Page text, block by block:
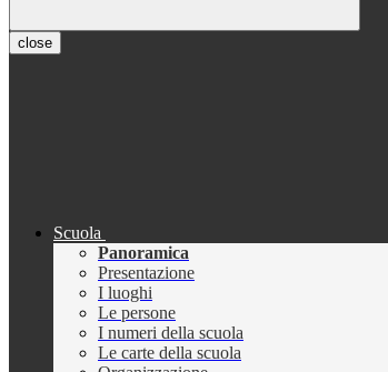
close
Scuola
Panoramica
Presentazione
I luoghi
Le persone
I numeri della scuola
Le carte della scuola